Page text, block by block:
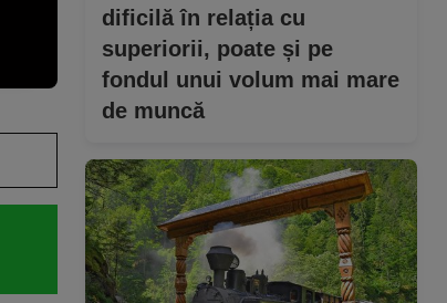
dificilă în relația cu
superiorii, poate și pe
fondul unui volum mai mare
de muncă